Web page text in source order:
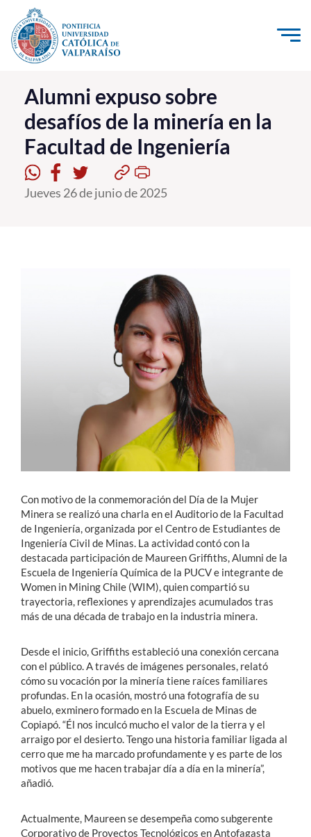
Click acá para ir directamente al contenido
La Universidad
Investigación, Creación e Innovación
PUCV Internacional
Vinculación con el Medio
Alumni expuso sobre
desafíos de la minería en la
Facultad de Ingeniería
Jueves 26 de junio de 2025
Con motivo de la conmemoración del Día de la Mujer
Minera se realizó una charla en el Auditorio de la Facultad
de Ingeniería, organizada por el Centro de Estudiantes de
Ingeniería Civil de Minas. La actividad contó con la
destacada participación de Maureen Griffiths, Alumni de la
Escuela de Ingeniería Química de la PUCV e integrante de
Women in Mining Chile (WIM), quien compartió su
trayectoria, reflexiones y aprendizajes acumulados tras
más de una década de trabajo en la industria minera.
Desde el inicio, Griffiths estableció una conexión cercana
con el público. A través de imágenes personales, relató
cómo su vocación por la minería tiene raíces familiares
profundas. En la ocasión, mostró una fotografía de su
abuelo, exminero formado en la Escuela de Minas de
Copiapó. “Él nos inculcó mucho el valor de la tierra y el
arraigo por el desierto. Tengo una historia familiar ligada al
cerro que me ha marcado profundamente y es parte de los
motivos que me hacen trabajar día a día en la minería”,
añadió.
Actualmente, Maureen se desempeña como subgerente
Corporativo de Proyectos Tecnológicos en Antofagasta